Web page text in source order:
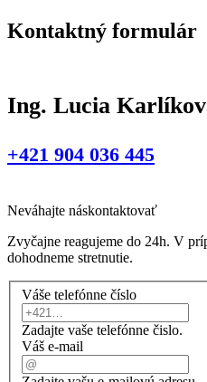
Kontaktný formulár
Ing. Lucia
+421 904 036 445
Neváhajte náskontaktovať
Zvyčajne reagujeme do 24h. V
dohodneme stretnutie.
Váše telefónne číslo
Zadajte vaše telefónne čislo.
Váš e-mail